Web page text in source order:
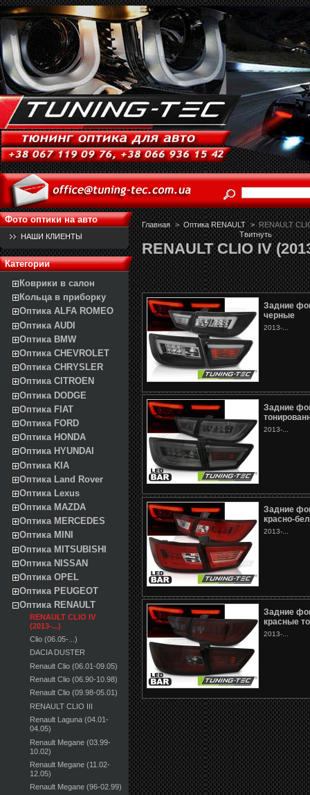
Фото оптики на авто
НАШИ КЛИЕНТЫ
Категории
Коврики в салон
Кольца в приборку
Оптика ALFA ROMEO
Оптика AUDI
Оптика BMW
Оптика CHEVROLET
Оптика CHRYSLER
Оптика CITROEN
Оптика DODGE
Оптика FIAT
Оптика FORD
Оптика HONDA
Оптика HYUNDAI
Оптика KIA
Оптика Land Rover
Оптика Lexus
Оптика MAZDA
Оптика MERCEDES
Оптика MINI
Оптика MITSUBISHI
Оптика NISSAN
Оптика OPEL
Оптика PEUGEOT
Оптика RENAULT
RENAULT CLIO IV
(2013-...)
Clio (06.05-...)
DACIA DUSTER
Renault Clio (06.01-09.05)
Renault Clio (06.90-10.98)
Renault Clio (09.98-05.01)
RENAULT CLIO III
Renault Laguna (04.01-
04.05)
Renault Megane (03.99-
10.02)
Renault Megane (11.02-
12.05)
Renault Megane (96-02.99)
Главная > Оптика RENAULT > RENAULT
Твитнуть
RENAULT CLIO IV
Задние
черные
2013-...
Задние
2013-...
Задние
красно-
2013-...
Задние
красные
2013-...